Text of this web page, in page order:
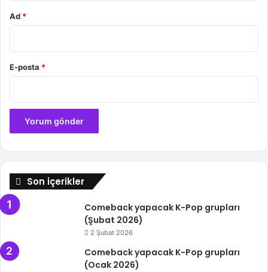
Ad *
E-posta *
Son içerikler
Comeback yapacak K-Pop grupları
(Şubat 2026)
2 Şubat 2026
Comeback yapacak K-Pop grupları
(Ocak 2026)